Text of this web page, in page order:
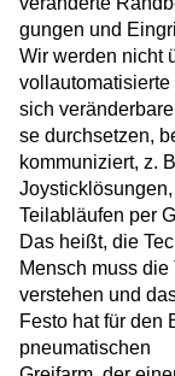
gungen und
Wir werden nicht
sich
se durchsetzen,
kommuniziert, z.
Teilabläufen per
Das heißt, die
Mensch muss die
verstehen und
Festo hat für den
pneumatischen